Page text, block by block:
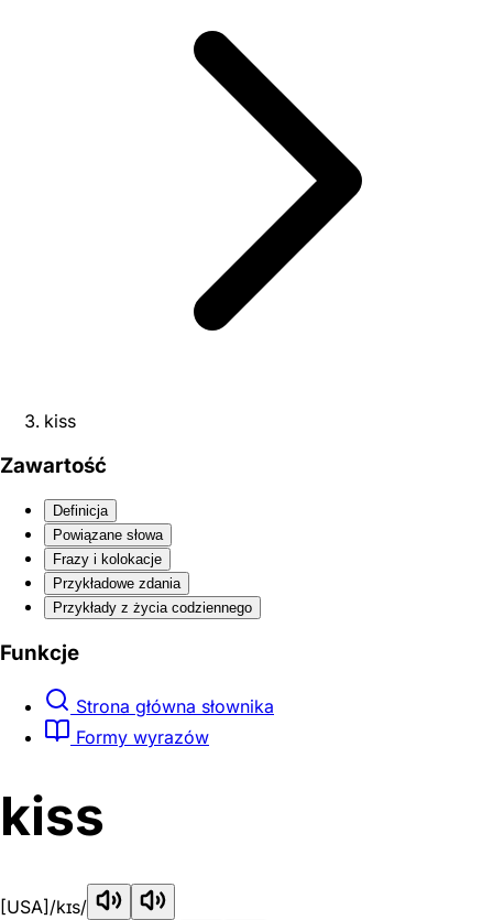
kiss
Zawartość
Definicja
Powiązane słowa
Frazy i kolokacje
Przykładowe zdania
Przykłady z życia codziennego
Funkcje
Strona główna słownika
Formy wyrazów
kiss
[USA] /kɪs/